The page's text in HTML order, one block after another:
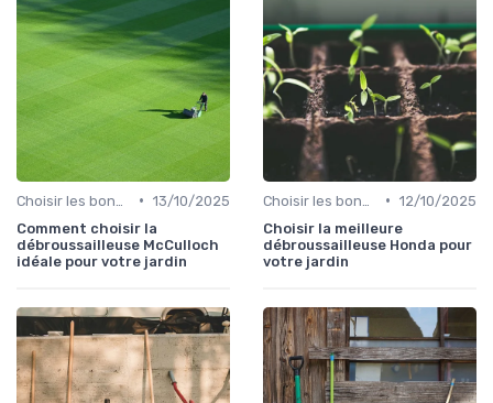
• 13/10/2025
Comment choisir la
débroussailleuse McCulloch
idéale pour votre jardin
• 12/10/2025
Choisir la meilleure
débroussailleuse Honda pour
votre jardin